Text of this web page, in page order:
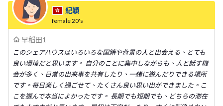
紀穎
female20's
早稻田1
このシェアハウスはいろいろな国籍や背景の人と出会える、とても
良い環境だと思います。 自分のことに集中しながらも、人と話す機
会が多く、日常の出来事を共有したり、一緒に遊んだりできる場所
です。毎日楽しく過ごせて、たくさん良い思い出ができました。こ
こを選んで本当によかったです。 長期でも短期でも、どちらの滞在